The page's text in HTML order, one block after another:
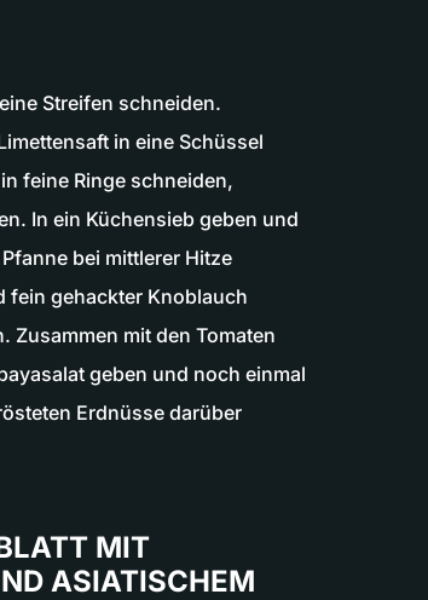
Streifen schneiden.
in eine Schüssel
feine Ringe schneiden,
In ein Küchensieb geben und
bei mittlerer Hitze
fein gehackter Knoblauch
Zusammen mit den Tomaten
geben und noch einmal
Erdnüsse darüber
MIT
ASIATISCHEM